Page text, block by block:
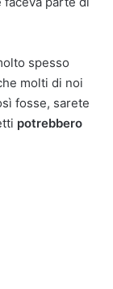
spesso
molti di noi
fosse, sarete
potrebbero